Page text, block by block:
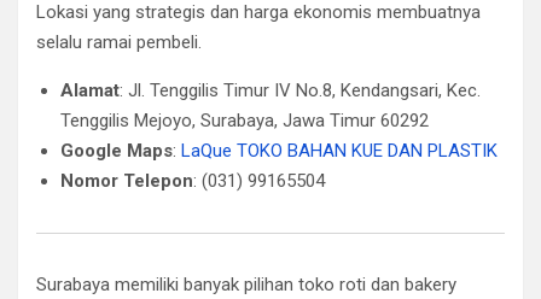
Lokasi yang strategis dan harga ekonomis membuatnya
selalu ramai pembeli.
Alamat: Jl. Tenggilis Timur IV No.8, Kendangsari, Kec.
Tenggilis Mejoyo, Surabaya, Jawa Timur 60292
Google Maps: LaQue TOKO BAHAN KUE DAN PLASTIK
Nomor Telepon: (031) 99165504
Surabaya memiliki banyak pilihan toko roti dan bakery